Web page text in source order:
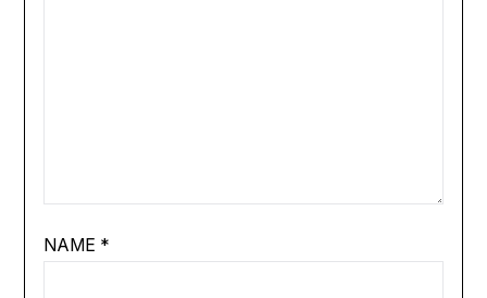
NAME *